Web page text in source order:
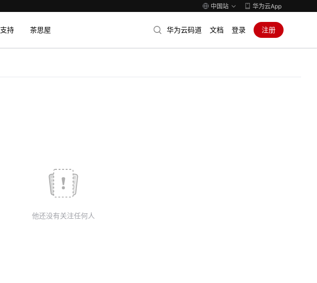
中国站 华为云App
支持 茶思屋 华为云码道 文档 登录 注册
他还没有关注任何人